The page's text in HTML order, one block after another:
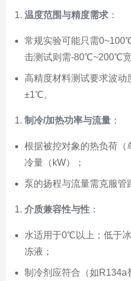
温度范围与精度需求：
常规实验可能只需
击测试则需-80℃~200℃宽
高精度材料测试要求波
±1℃。
制冷/加热功率与流量：
根据被控对象的热负荷（
冷量（kW）；
泵的扬程与流量需克服管
介质兼容性与性：
水适用于0℃以上；低于
冻液；
制冷剂应符合（如R134a